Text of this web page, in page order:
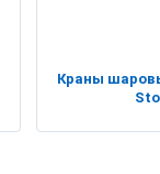
Краны